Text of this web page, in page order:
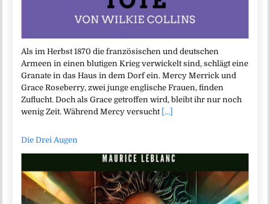
Als im Herbst 1870 die französischen und deutschen
Armeen in einen blutigen Krieg verwickelt sind, schlägt eine
Granate in das Haus in dem Dorf ein. Mercy Merrick und
Grace Roseberry, zwei junge englische Frauen, finden
Zuflucht. Doch als Grace getroffen wird, bleibt ihr nur noch
wenig Zeit. Während Mercy versucht [...]
Die Drei Augen